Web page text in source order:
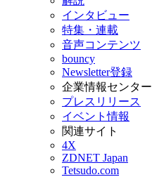
インタビュー
特集・連載
音声コンテンツ
bouncy
Newsletter登録
企業情報センター
プレスリリース
イベント情報
関連サイト
4X
ZDNET Japan
Tetsudo.com